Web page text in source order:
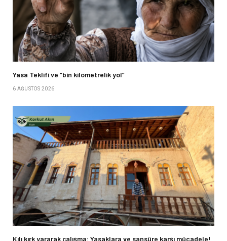
Yasa Teklifi ve “bin kilometrelik yol”
6 AĞUSTOS 2026
Kılı kırk yararak çalışma: Yasaklara ve sansüre karşı mücadele!